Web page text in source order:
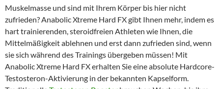
Muskelmasse und sind mit Ihrem Körper bis hier nicht
zufrieden? Anabolic Xtreme Hard FX gibt Ihnen mehr, indem es
hart trainierenden, steroidfreien Athleten wie Ihnen, die
Mittelmäßigkeit ablehnen und erst dann zufrieden sind, wenn
sie sich während des Trainings übergeben müssen! Mit
Anabolic Xtreme Hard FX erhalten Sie eine absolute Hardcore-
Testosteron-Aktivierung in der bekannten Kapselform.